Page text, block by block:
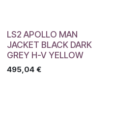
LS2 APOLLO MAN
JACKET BLACK DARK
GREY H-V YELLOW
495,04€